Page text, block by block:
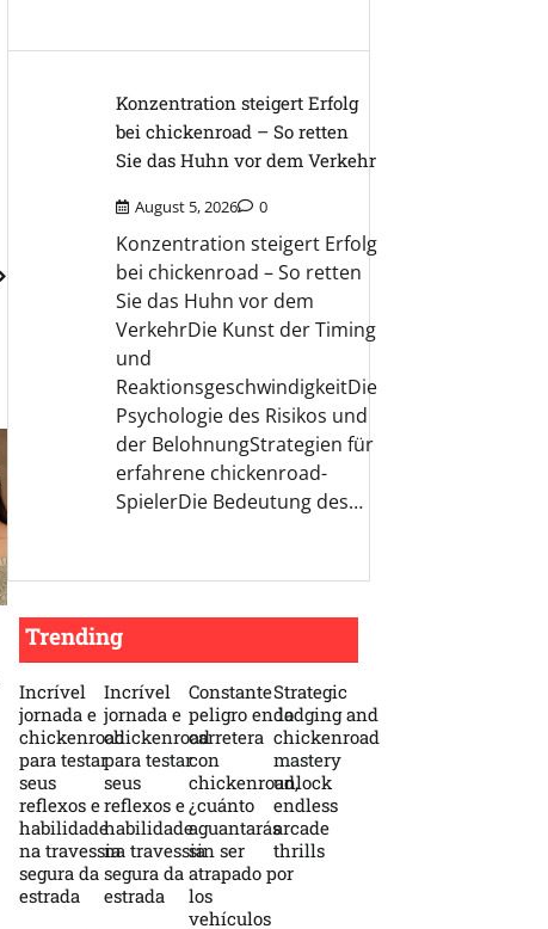
Konzentration steigert Erfolg
bei chickenroad – So retten
Sie das Huhn vor dem Verkehr
August 5, 2026 0
Konzentration steigert Erfolg
bei chickenroad – So retten
Sie das Huhn vor dem
VerkehrDie Kunst der Timing
und
ReaktionsgeschwindigkeitDie
Psychologie des Risikos und
der BelohnungStrategien für
erfahrene chickenroad-
SpielerDie Bedeutung des…
Trending
Incrível
jornada e
chickenroad
para testar
seus
reflexos e
habilidade
na travessia
segura da
estrada
Incrível
jornada e
chickenroad
para testar
seus
reflexos e
habilidade
na travessia
segura da
estrada
Constante
peligro en la
carretera
con
chickenroad,
¿cuánto
aguantarás
sin ser
atrapado por
los
vehículos
Strategic
dodging and
chickenroad
mastery
unlock
endless
arcade
thrills